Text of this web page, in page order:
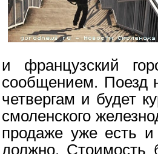
и французский
сообщением. Поезд
четвергам и будет
смоленского
продаже уже есть
должно. Стоимость